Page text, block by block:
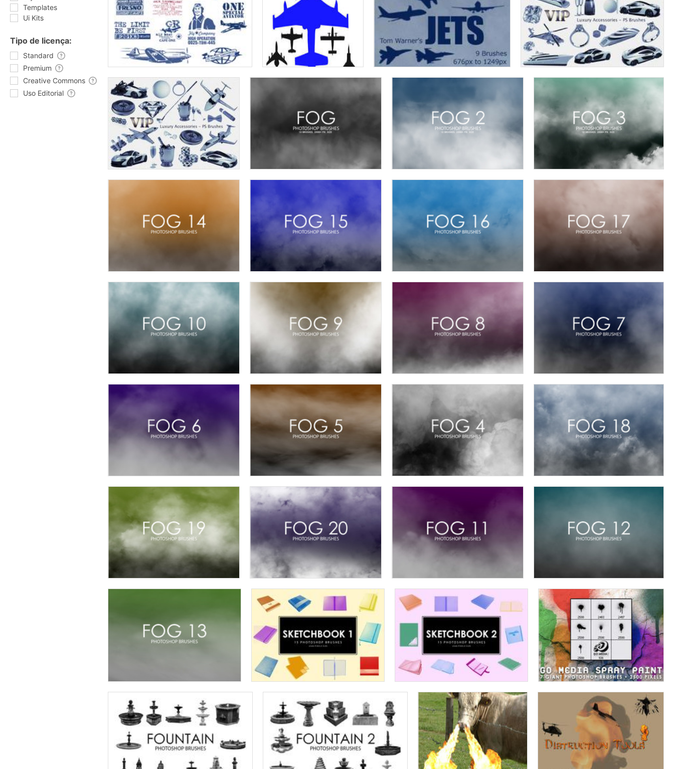
Templates
Ui Kits
Tipo de licença:
Standard
Premium
Creative Commons
Uso Editorial